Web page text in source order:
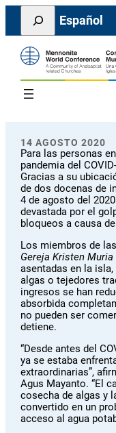
Saltar
contenido
Search
Español
14 AGOSTO 2020
Para las personas
pandemia del
Gracias a su
de dos docenas de
4 de agosto del
devastada por el
bloqueos a causa
Los miembros de
Gereja Kristen Muria
asentadas en la
algas o tejedores
ingresos se han
absorbida
no pueden ser
detiene.
“Desde antes del
ya se estaba
extraordinarias”,
Agus Mayanto. “El
cosecha de algas y
convertido en un
acceso al agua